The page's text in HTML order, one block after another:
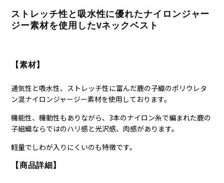
ストレッチ性と吸水性に優れたナイロンジャー
ジー素材を使用したVネックベスト
【素材】
通気性と吸水性、ストレッチ性に富んだ鹿の子織のポリウレタ
ン混ナイロンジャージー素材を使用しております。
機能性、機動性もありながら、3本のナイロン糸で編まれた鹿の
子組織ならではのハリ感と光沢感、肉感があります。
軽量でしわが入りにくいのも特徴です。
【商品詳細】